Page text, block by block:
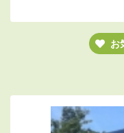
お